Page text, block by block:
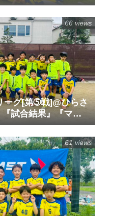
日(日)］『試合結
『試合動画』
ーグ[第➄戦]@ひらさ
試合結果』『マッ
』
66 views
61 views